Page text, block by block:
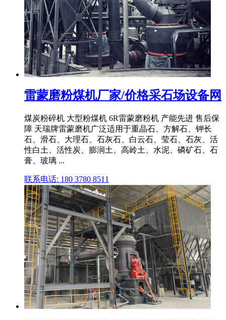
雷蒙磨粉煤机厂家/价格采石场设备网
煤炭粉碎机 大型粉煤机 6R雷蒙磨粉机 产能先进 售后保
障 天瑞牌雷蒙磨机广泛适用于重晶石、方解石、钾长
石、滑石、大理石、石灰石、白云石、莹石、石灰、活
性白土、活性炭、膨润土、高岭土、水泥、磷矿石、石
膏、玻璃 ...
联系电话: 180 3780 8511